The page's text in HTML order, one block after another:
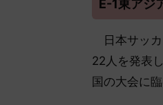
E-1東アジ
日本サッカ
22人を発表
国の大会に臨